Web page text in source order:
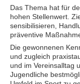
Das Thema hat für
hohen Stellenwert.
sensibilisieren,
präventive
Die gewonnenen
und zugleich
und im Vereinsalltag
Jugendliche